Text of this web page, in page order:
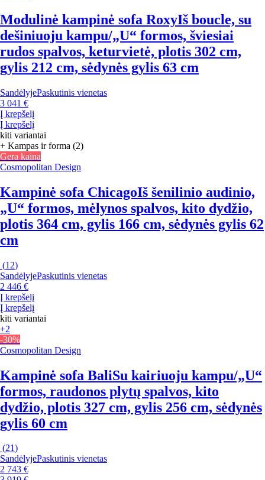
Modulinė kampinė sofa RoxyIš boucle, su
dešiniuoju kampu/„U“ formos, šviesiai
rudos spalvos, keturvietė, plotis 302 cm,
gylis 212 cm, sėdynės gylis 63 cm
SandėlyjePaskutinis vienetas
3 041 €
Į krepšelį
Į krepšelį
kiti variantai
+ Kampas ir forma (2)
Gera kaina
Cosmopolitan Design
Kampinė sofa ChicagoIš šenilinio audinio,
„U“ formos, mėlynos spalvos, kito dydžio,
plotis 364 cm, gylis 166 cm, sėdynės gylis 62
cm
(12)
SandėlyjePaskutinis vienetas
2 446 €
Į krepšelį
Į krepšelį
kiti variantai
+2
-30%
Cosmopolitan Design
Kampinė sofa BaliSu kairiuoju kampu/„U“
formos, raudonos plytų spalvos, kito
dydžio, plotis 327 cm, gylis 256 cm, sėdynės
gylis 60 cm
(21)
SandėlyjePaskutinis vienetas
2 743 €